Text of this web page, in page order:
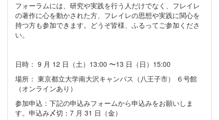
フォーラムには、研究や実践を⾏う⼈だけでなく、フレイレ
の著作に⼼を動かされた⽅、フレイレの思想や実践に関⼼を
持つ⽅も参加できます。どうぞ皆様、ふるってご参加くださ
い。
日時： 9 ⽉ 12 ⽇（⼟）13:00 〜13 ⽇（⽇）15:00
場所： 東京都⽴⼤学南⼤沢キャンパス（⼋王⼦市） ６号館
（オンラインあり）
参加申込：下記の申込みフォームから申込みをお願いしま
す。申込み〆切：7 ⽉ 31 ⽇（⾦）